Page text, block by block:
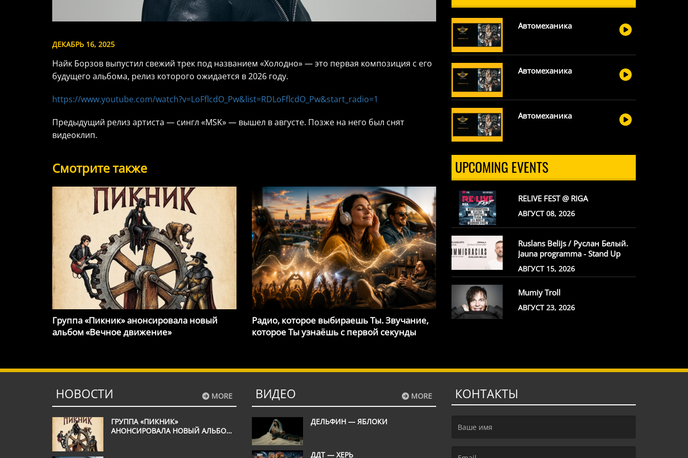
ДЕКАБРЬ 16, 2025
Найк Борзов выпустил свежий трек под названием «Холодно» — это первая композиция с его
будущего альбома, релиз которого ожидается в 2026 году.
https://www.youtube.com/watch?v=LoFflcdO_Pw&list=RDLoFflcdO_Pw&start_radio=1
Предыдущий релиз артиста — сингл «MSK» — вышел в августе. Позже на него был снят
видеоклип.
Смотрите также
Группа «Пикник» анонсировала новый
альбом «Вечное движение»
Радио, которое выбираешь Ты. Звучание,
которое Ты узнаёшь с первой секунды
Автомеханика
Автомеханика
Автомеханика
UPCOMING EVENTS
RELIVE FEST @ RIGA
АВГУСТ 08, 2026
Ruslans Belijs / Руслан Белый.
Jauna programma - Stand Up
АВГУСТ 15, 2026
Mumiy Troll
АВГУСТ 23, 2026
MORE
НОВОСТИ
ГРУППА «ПИКНИК»
АНОНСИРОВАЛА НОВЫЙ АЛЬБОМ
MORE
ВИДЕО
ДЕЛЬФИН — ЯБЛОКИ
ДДТ — ХЕРЬ
КОНТАКТЫ